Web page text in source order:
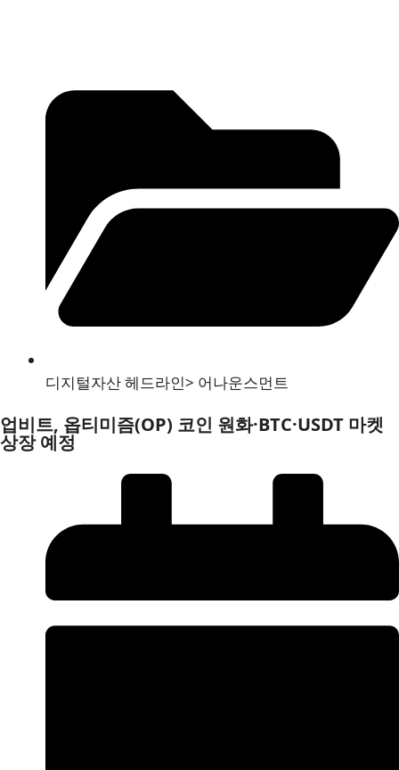
디지털자산 헤드라인> 어나운스먼트
업비트, 옵티미즘(OP) 코인 원화·BTC·USDT 마켓
상장 예정